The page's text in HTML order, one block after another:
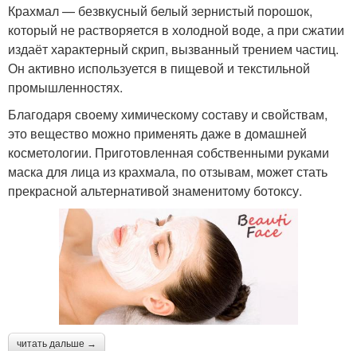
Крахмал — безвкусный белый зернистый порошок,
который не растворяется в холодной воде, а при сжатии
издаёт характерный скрип, вызванный трением частиц.
Он активно используется в пищевой и текстильной
промышленностях.
Благодаря своему химическому составу и свойствам,
это вещество можно применять даже в домашней
косметологии. Приготовленная собственными руками
маска для лица из крахмала, по отзывам, может стать
прекрасной альтернативой знаменитому ботоксу.
читать дальше →